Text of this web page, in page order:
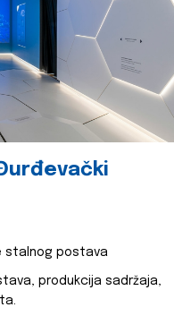
stalnog postava
produkcija sadržaja,